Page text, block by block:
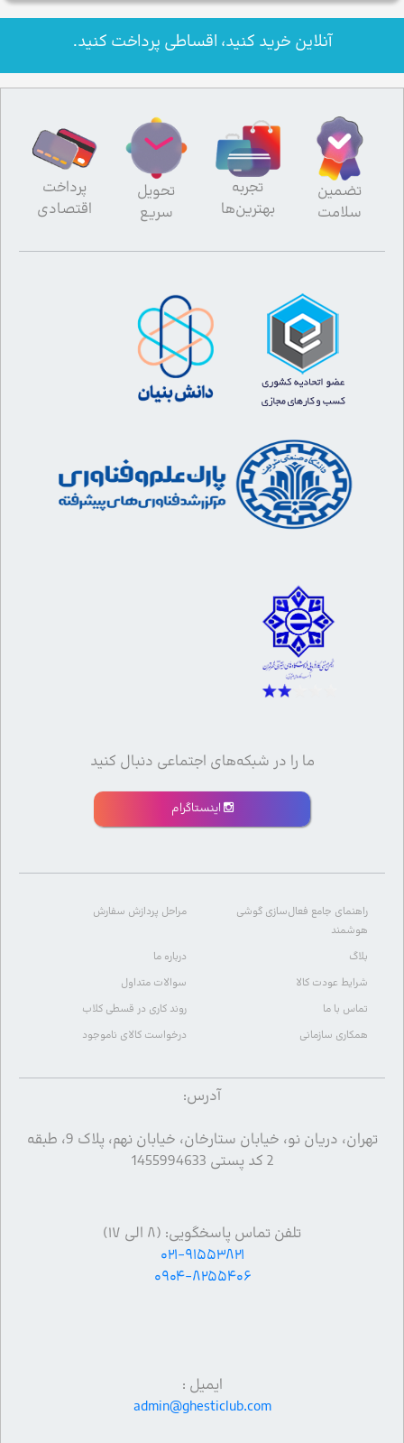
آنلاین خرید کنید، اقساطی پرداخت کنید.
تضمین
سلامت
تجربه
بهترین‌ها
تحویل
سریع
پرداخت
اقتصادی
ما را در شبکه‌های اجتماعی دنبال کنید
اینستاگرام
راهنمای جامع فعال‌سازی گوشی
هوشمند
مراحل پردازش سفارش
بلاگ
درباره ما
شرایط عودت کالا
سوالات متداول
تماس با ما
روند کاری در قسطی کلاب
همکاری سازمانی
درخواست کالای ناموجود
آدرس:
تهران، دریان نو، خیابان ستارخان، خیابان نهم، پلاک 9، طبقه
2 کد پستی 1455994633
تلفن تماس پاسخگویی: (۸ الی ۱۷)
۰۲۱-۹۱۵۵۳۸۲۱
۰۹۰۴-۸۲۵۵۴۰۶
ایمیل :
admin@ghesticlub.com